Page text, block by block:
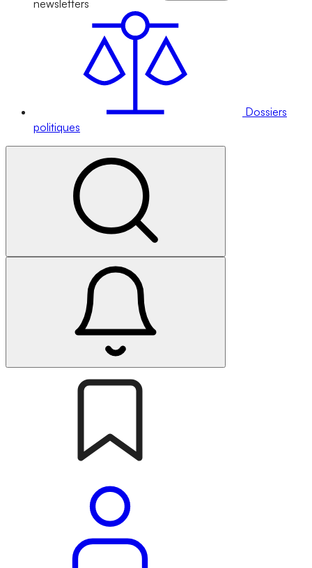
newsletters
Dossiers
politiques